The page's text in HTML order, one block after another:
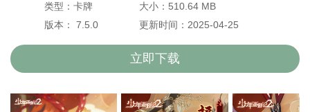
类型：卡牌
大小：510.64 MB
版本： 7.5.0
更新时间：2025-04-25
立即下载